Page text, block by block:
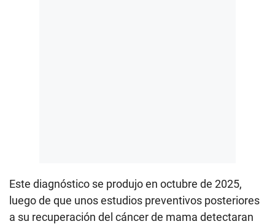
Este diagnóstico se produjo en octubre de 2025,
luego de que unos estudios preventivos posteriores
a su recuperación del cáncer de mama detectaran